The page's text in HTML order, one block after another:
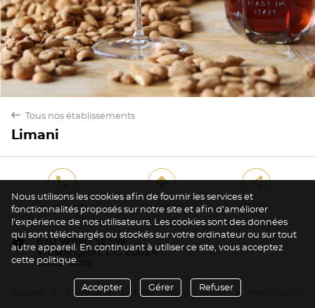
back Tous nos établissements
Limani
phone
Téléphone
direction
Itinéraire
share
Partager
marker
670 Wharf St SW
Washington, DC 20024
États-Unis
États-Unis District de Columbia arrow
Nous utilisons les cookies afin de fournir les services et
fonctionnalités proposés sur notre site et afin d’améliorer
l’expérience de nos utilisateurs. Les cookies sont des données
qui sont téléchargés ou stockés sur votre ordinateur ou sur tout
autre appareil. En continuant à utiliser ce site, vous acceptez
cette politique.
Accepter Gérer Refuser